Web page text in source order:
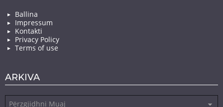
Ballina
Impressum
Kontakti
Privacy Policy
Terms of use
ARKIVA